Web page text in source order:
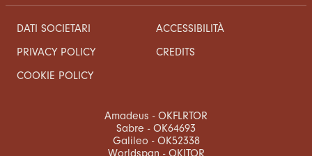
DATI SOCIETARI
PRIVACY POLICY
COOKIE POLICY
ACCESSIBILITÀ
CREDITS
Amadeus - OKFLRTOR
Sabre - OK64693
Galileo - OK52338
Worldspan - OKITOR